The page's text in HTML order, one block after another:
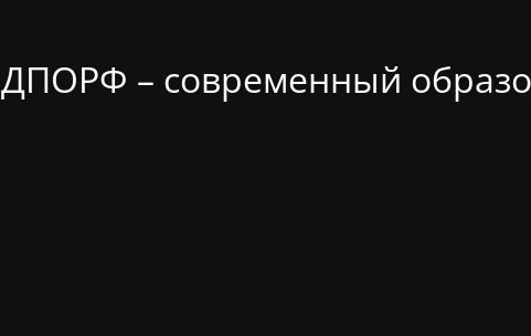
ДПОРФ – современный